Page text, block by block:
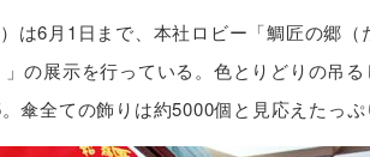
は6月1日まで、本社ロビー「鯛匠の郷
の展示を行っている。色とりどりの吊
傘全ての飾りは約5000個と見応えたっぷ